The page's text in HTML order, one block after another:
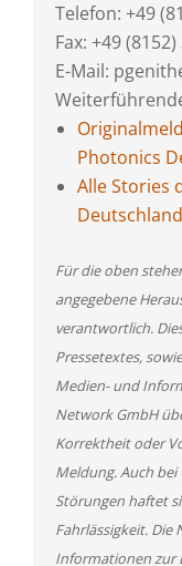
Telefon: +49
Fax: +49 (8152)
E-Mail:
Photonics
Alle Stories
Für die oben
angegebene
verantwortlich.
Pressetextes,
Medien- und
Network GmbH
Korrektheit oder
Meldung. Auch
Störungen haftet
Fahrlässigkeit. Die
Informationen zur